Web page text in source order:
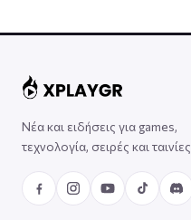
Νέα και ειδήσεις για games,
τεχνολογία, σειρές και ταινίες